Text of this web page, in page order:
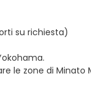
su richiesta)
le zone di Minato